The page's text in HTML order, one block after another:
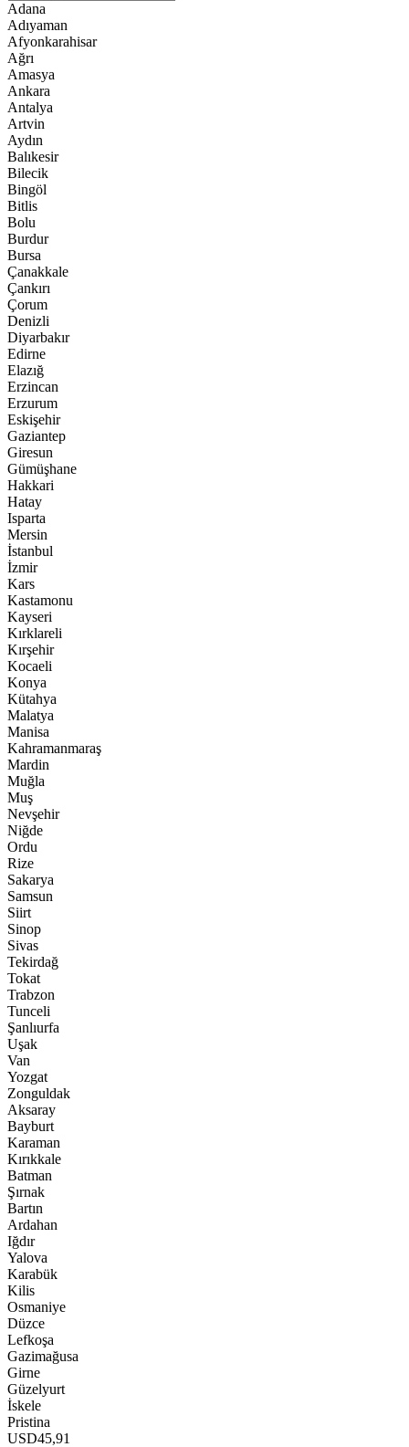
Adana
Adıyaman
Afyonkarahisar
Ağrı
Amasya
Ankara
Antalya
Artvin
Aydın
Balıkesir
Bilecik
Bingöl
Bitlis
Bolu
Burdur
Bursa
Çanakkale
Çankırı
Çorum
Denizli
Diyarbakır
Edirne
Elazığ
Erzincan
Erzurum
Eskişehir
Gaziantep
Giresun
Gümüşhane
Hakkari
Hatay
Isparta
Mersin
İstanbul
İzmir
Kars
Kastamonu
Kayseri
Kırklareli
Kırşehir
Kocaeli
Konya
Kütahya
Malatya
Manisa
Kahramanmaraş
Mardin
Muğla
Muş
Nevşehir
Niğde
Ordu
Rize
Sakarya
Samsun
Siirt
Sinop
Sivas
Tekirdağ
Tokat
Trabzon
Tunceli
Şanlıurfa
Uşak
Van
Yozgat
Zonguldak
Aksaray
Bayburt
Karaman
Kırıkkale
Batman
Şırnak
Bartın
Ardahan
Iğdır
Yalova
Karabük
Kilis
Osmaniye
Düzce
Lefkoşa
Gazimağusa
Girne
Güzelyurt
İskele
Pristina
USD45,91